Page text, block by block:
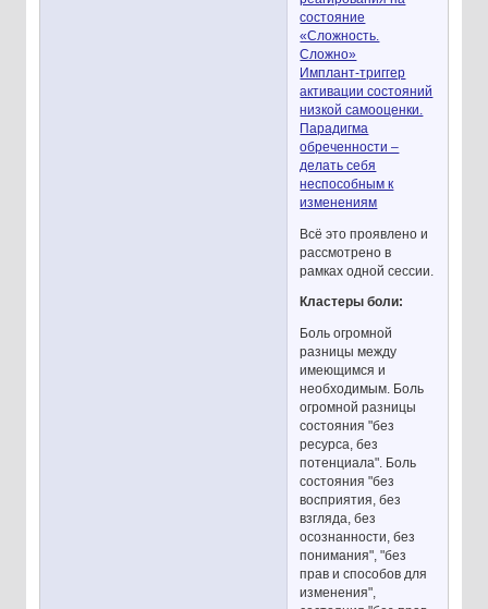
состояние
«Сложность.
Сложно»
Имплант-триггер
активации состояний
низкой самооценки.
Парадигма
обреченности –
делать себя
неспособным к
изменениям
Всё это проявлено и
рассмотрено в
рамках одной сессии.
Кластеры боли:
Боль огромной
разницы между
имеющимся и
необходимым. Боль
огромной разницы
состояния "без
ресурса, без
потенциала". Боль
состояния "без
восприятия, без
взгляда, без
осознанности, без
понимания", "без
прав и способов для
изменения",